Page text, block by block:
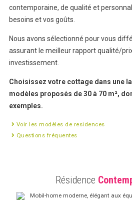
contemporaine, de qualité et
besoins et vos goûts.
Nous avons sélectionné pour vous
assurant le meilleur rapport qualité/
investissement.
Choisissez votre cottage dans une
modèles proposés de 30 à 70 m²,
exemples.
Voir les modèles de residences
Questions fréquentes
Résidence